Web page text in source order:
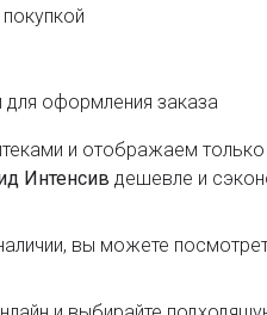
для оформления заказа
и отображаем только
Интенсив дешевле и
вы можете